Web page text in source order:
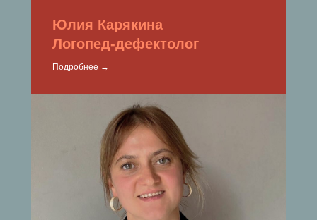
Юлия Карякина
Логопед-дефектолог
Подробнее →